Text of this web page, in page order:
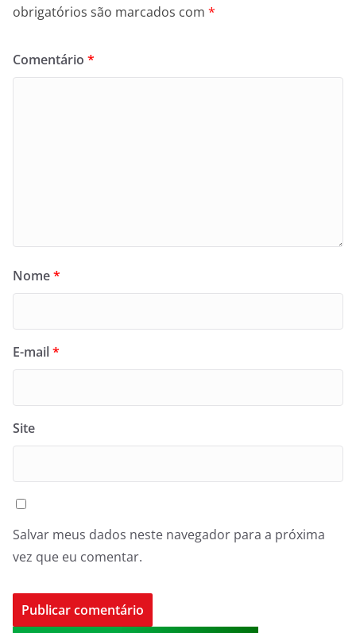
obrigatórios são marcados com *
Comentário *
Nome*
E-mail*
Site
Salvar meus dados neste navegador para a próxima
vez que eu comentar.